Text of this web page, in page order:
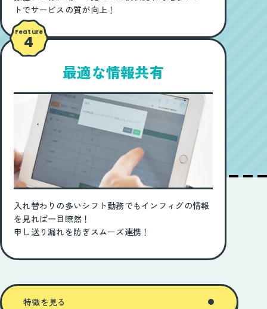
トでサービスの質が向上！
Feature
4
最適な情報共有
入れ替わりの多いシフト勤務でもインフィグの情報
を見れば一目瞭然！
申し送り漏れを防ぎスムーズ連携！
特徴を見る